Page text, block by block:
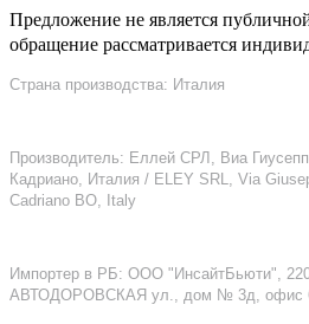
Предложение не является
обращение рассматривается
Страна производства: Италия
Производитель: Еллей СРЛ, Виа
Кадриано, Италия / ELEY SRL, Via
Cadriano BO, Italy
Импортер в РБ: ООО "ИнсайтБьюти",
АВТОДОРОВСКАЯ ул., дом № 3д, офис